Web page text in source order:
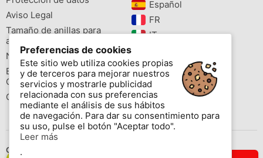
Aviso Legal
Tamaño de anillas para
aves
Newsletter
Buscador de especies
Cites
Colores de las anillas
Español‎
FR‎
IT‎
PL‎
PT‎
Preferencias de cookies
Este sitio web utiliza cookies propias
y de terceros para mejorar nuestros
servicios y mostrarle publicidad
relacionada con sus preferencias
mediante el análisis de sus hábitos
de navegación. Para dar su consentimiento para
su uso, pulse el botón "Aceptar todo".
Leer más
.
Contáctenos